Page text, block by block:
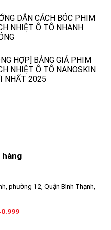
DẪN CÁCH BÓC PHIM
NHIỆT Ô TÔ NHANH
HỢP] BẢNG GIÁ PHIM
NHIỆT Ô TÔ NANOSKIN
NHẤT 2025
hàng
phường 12, Quận Bình Thạnh,